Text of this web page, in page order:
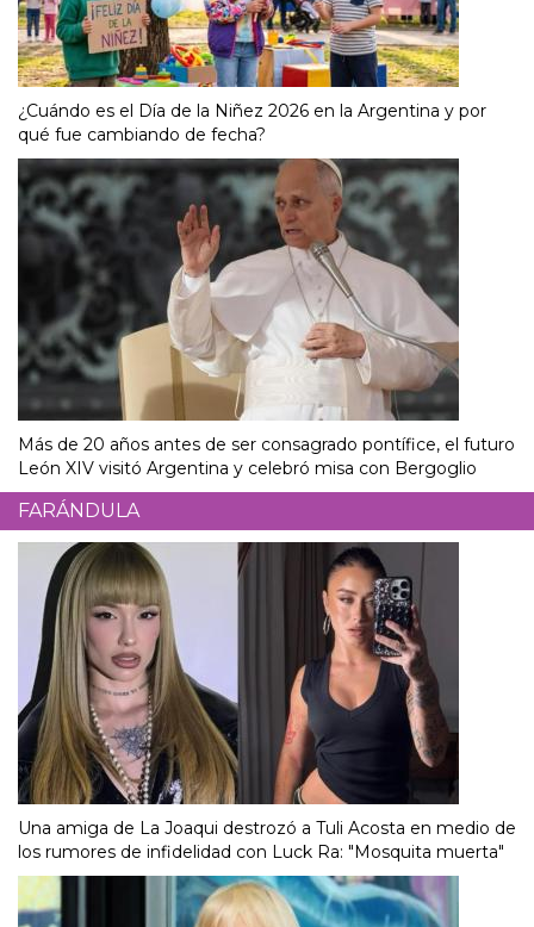
¿Cuándo es el Día de la Niñez 2026 en la Argentina y por
qué fue cambiando de fecha?
Más de 20 años antes de ser consagrado pontífice, el futuro
León XIV visitó Argentina y celebró misa con Bergoglio
FARÁNDULA
Una amiga de La Joaqui destrozó a Tuli Acosta en medio de
los rumores de infidelidad con Luck Ra: "Mosquita muerta"